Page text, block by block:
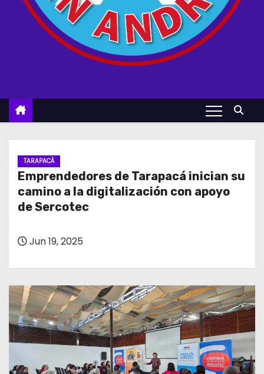
TARAPACÁ
Emprendedores de Tarapacá inician su
camino a la digitalización con apoyo
de Sercotec
Jun 19, 2025